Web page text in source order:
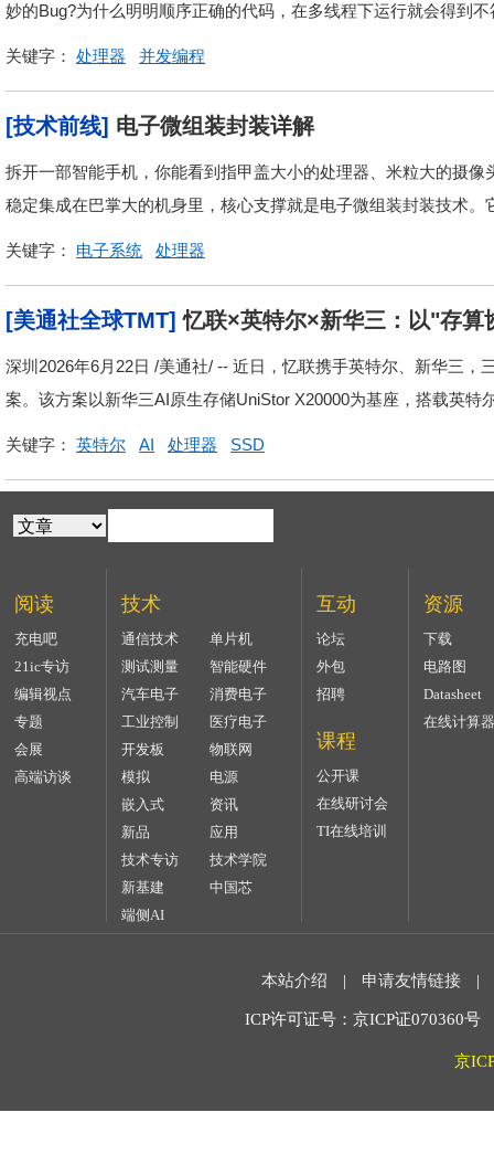
妙的Bug?为什么明明顺序正确的代码，在多线程下运行就会得到
关键字： 处理器 并发编程
[技术前线] 电子微组装封装详解
拆开一部智能手机，你能看到指甲盖大小的处理器、米粒大的摄
稳定集成在巴掌大的机身里，核心支撑就是电子微组装封装技术
关键字： 电子系统 处理器
[美通社全球TMT] 忆联×英特尔×新华三：以"存
深圳2026年6月22日 /美通社/ -- 近日，忆联携手英特尔、新华三
案。该方案以新华三AI原生存储UniStor X20000为基座，搭载英特
关键字： 英特尔 AI 处理器 SSD
阅读
充电吧
21ic专访
编辑视点
专题
会展
高端访谈
技术
通信技术
单片机
测试测量
智能硬件
汽车电子
消费电子
工业控制
医疗电子
开发板
物联网
模拟
电源
嵌入式
资讯
新品
应用
技术专访
技术学院
新基建
中国芯
端侧AI
互动
论坛
外包
招聘
课程
公开课
在线研讨会
TI在线培训
资源
下载
电路图
Datasheet
在线计算器
本站介绍 | 申请友情链接 |
ICP许可证号：京ICP证070360
京